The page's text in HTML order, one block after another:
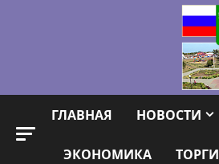
ГЛАВНАЯ НОВОСТИ
ЭКОНОМИКА ТОРГИ